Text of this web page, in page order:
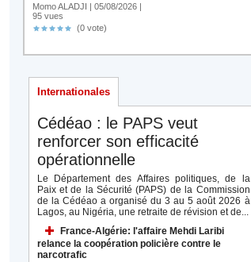
Momo ALADJI | 05/08/2026 |
95 vues
(0 vote)
Internationales
Cédéao : le PAPS veut
renforcer son efficacité
opérationnelle
Le Département des Affaires politiques, de la
Paix et de la Sécurité (PAPS) de la Commission
de la Cédéao a organisé du 3 au 5 août 2026 à
Lagos, au Nigéria, une retraite de révision et de...
France-Algérie: l'affaire Mehdi Laribi
relance la coopération policière contre le
narcotrafic